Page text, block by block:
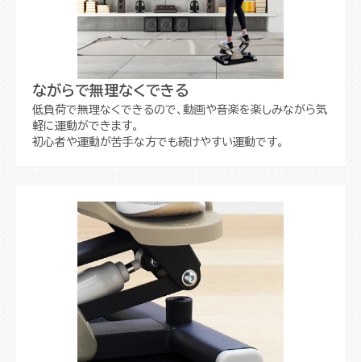
ながらで無理なくできる
低負荷で無理なくできるので、動画や音楽を楽しみながら気
軽に運動ができます。
初心者や運動が苦手な方でも続けやすい運動です。